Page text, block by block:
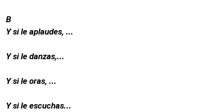
B
Y si le aplaudes, ...
Y si le danzas,...
Y si le oras, ...
Y si le escuchas...